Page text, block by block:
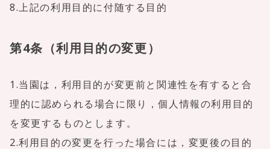
8.上記の利用目的に付随する目的
第4条（利用目的の変更）
1.当園は，利用目的が変更前と関連性を有すると合
理的に認められる場合に限り，個人情報の利用目的
を変更するものとします。
2.利用目的の変更を行った場合には，変更後の目的